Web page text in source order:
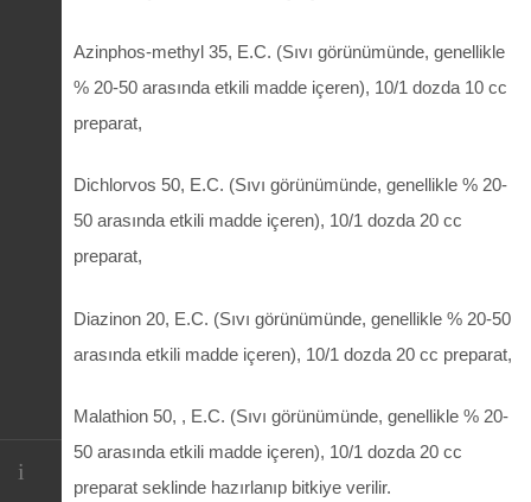
Azinphos-methyl 35, E.C. (Sıvı görünümünde, genellikle
% 20-50 arasında etkili madde içeren), 10/1 dozda 10 cc
preparat,
Dichlorvos 50, E.C. (Sıvı görünümünde, genellikle % 20-
50 arasında etkili madde içeren), 10/1 dozda 20 cc
preparat,
Diazinon 20, E.C. (Sıvı görünümünde, genellikle % 20-50
arasında etkili madde içeren), 10/1 dozda 20 cc preparat,
Malathion 50, , E.C. (Sıvı görünümünde, genellikle % 20-
50 arasında etkili madde içeren), 10/1 dozda 20 cc
preparat seklinde hazırlanıp bitkiye verilir.